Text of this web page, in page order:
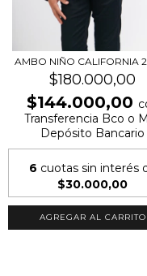
AMBO NIÑO CALIFORNIA
$180.000,00
$144.000,00
Transferencia Bco o
Depósito Bancario
6 cuotas sin interés
$30.000,00
AGREGAR AL CARRITO